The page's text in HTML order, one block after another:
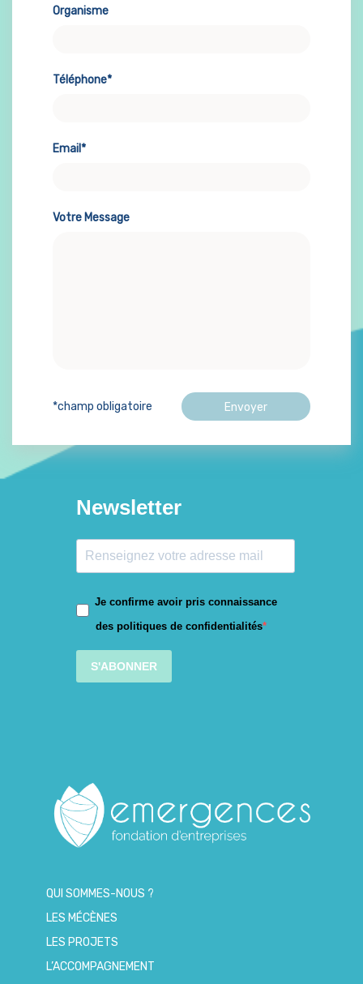
Newsletter
Je confirme avoir pris connaissance
des politiques de confidentialités
S'ABONNER
QUI SOMMES-NOUS ?
LES MÉCÈNES
LES PROJETS
L’ACCOMPAGNEMENT
Organisme
Téléphone*
Email*
Votre Message
*champ obligatoire